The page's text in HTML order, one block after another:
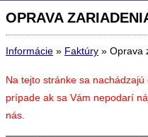
OPRAVA
Informácie » Faktúry » Oprava
Na tejto stránke sa
prípade ak sa Vám nepodarí
nás.